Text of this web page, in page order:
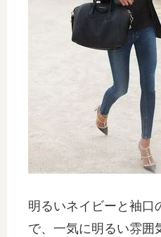
明るいネイビーと袖口
で、一気に明るい雰囲